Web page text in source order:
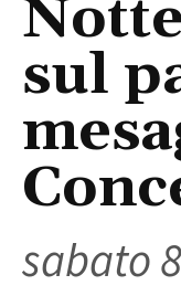
sul
sabato